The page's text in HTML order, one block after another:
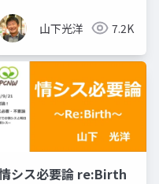
山下光洋 7.2K
シス必要論 re:Birth